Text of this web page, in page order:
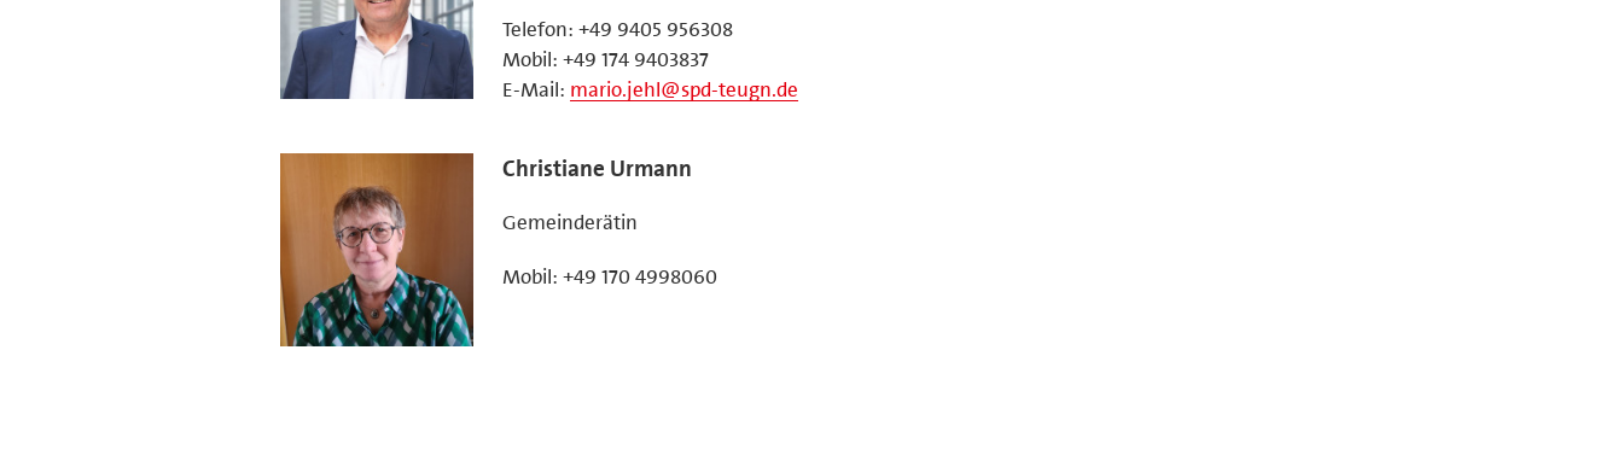
Telefon: +49 9405 956308
Mobil: +49 174 9403837
E-Mail: mario.jehl@spd-teugn.de
Christiane Urmann
Gemeinderätin
Mobil: +49 170 4998060